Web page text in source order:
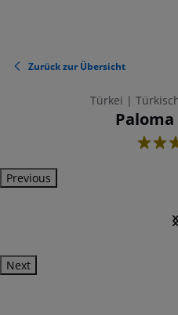
Zurück zur Übersicht
Türkei |
5
Previous
Next